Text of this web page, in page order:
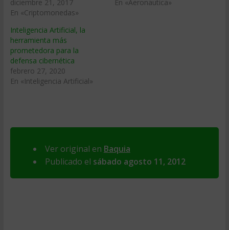
diciembre 21, 2017
En «Criptomonedas»
En «Aeronautica»
Inteligencia Artificial, la
herramienta más
prometedora para la
defensa cibernética
febrero 27, 2020
En «Inteligencia Artificial»
Ver original en Baquia
Publicado el sábado agosto 11, 2012